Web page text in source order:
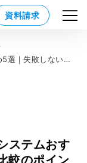
資料請求
【2026年最新】ワークフローシステムおすすめ5選｜失敗しない選び方と比較のポイントを徹底解説
ステムおす
較のポイン